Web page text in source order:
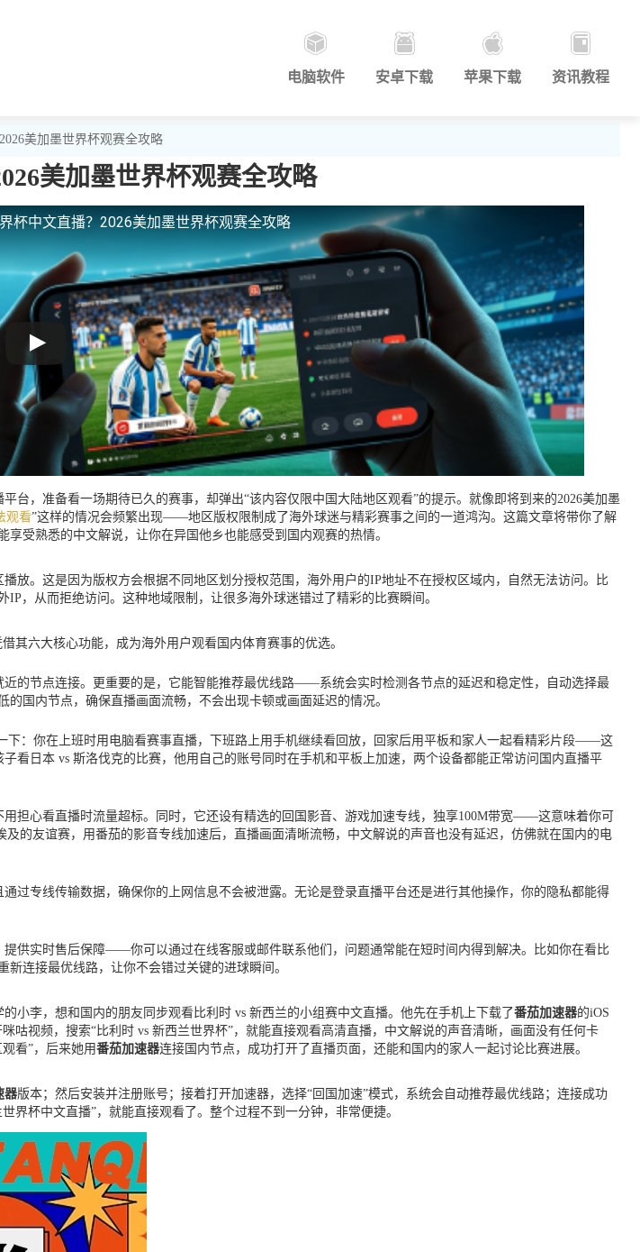
电脑软件 安卓下载 苹果下载 资讯教程
美加墨世界杯观赛全攻略
美加墨世界杯观赛全攻略
杯中文直播？2026美加墨世界杯观赛全攻略
，准备看一场期待已久的赛事，却弹出“该内容仅限中国大陆地区观看”的提示。就像即将到来的2026美加墨
观看”这样的情况会频繁出现——地区版权限制成了海外球迷与精彩赛事之间的一道鸿沟。这篇文章将带你了解
受熟悉的中文解说，让你在异国他乡也能感受到国内观赛的热情。
放。这是因为版权方会根据不同地区划分授权范围，海外用户的IP地址不在授权区域内，自然无法访问。比
，从而拒绝访问。这种地域限制，让很多海外球迷错过了精彩的比赛瞬间。
借其六大核心功能，成为海外用户观看国内体育赛事的优选。
的节点连接。更重要的是，它能智能推荐最优线路——系统会实时检测各节点的延迟和稳定性，自动选择最
的国内节点，确保直播画面流畅，不会出现卡顿或画面延迟的情况。
下：你在上班时用电脑看赛事直播，下班路上用手机继续看回放，回家后用平板和家人一起看精彩片段——这
看日本 vs 斯洛伐克的比赛，他用自己的账号同时在手机和平板上加速，两个设备都能正常访问国内直播平
用担心看直播时流量超标。同时，它还设有精选的回国影音、游戏加速专线，独享100M带宽——这意味着你可
的友谊赛，用番茄的影音专线加速后，直播画面清晰流畅，中文解说的声音也没有延迟，仿佛就在国内的电
过专线传输数据，确保你的上网信息不会被泄露。无论是登录直播平台还是进行其他操作，你的隐私都能得
提供实时售后保障——你可以通过在线客服或邮件联系他们，问题通常能在短时间内得到解决。比如你在看比
连接最优线路，让你不会错过关键的进球瞬间。
小李，想和国内的朋友同步观看比利时 vs 新西兰的小组赛中文直播。他先在手机上下载了番茄加速器的iOS
视频，搜索“比利时 vs 新西兰世界杯”，就能直接观看高清直播，中文解说的声音清晰，画面没有任何卡
看”，后来她用番茄加速器连接国内节点，成功打开了直播页面，还能和国内的家人一起讨论比赛进展。
器版本；然后安装并注册账号；接着打开加速器，选择“回国加速”模式，系统会自动推荐最优线路；连接成功
界杯中文直播”，就能直接观看了。整个过程不到一分钟，非常便捷。